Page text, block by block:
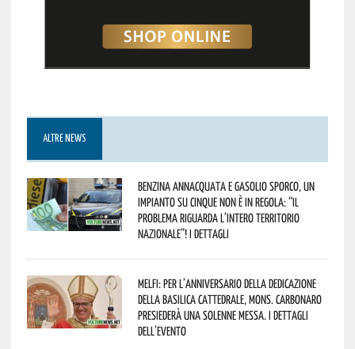
ALTRE NEWS
Benzina annacquata e gasolio sporco, un
impianto su cinque non è in regola: “il
problema riguarda l’intero territorio
Nazionale”! I dettagli
Melfi: per l’anniversario della Dedicazione
della Basilica Cattedrale, Mons. Carbonaro
presiederà una solenne messa. I dettagli
dell’evento